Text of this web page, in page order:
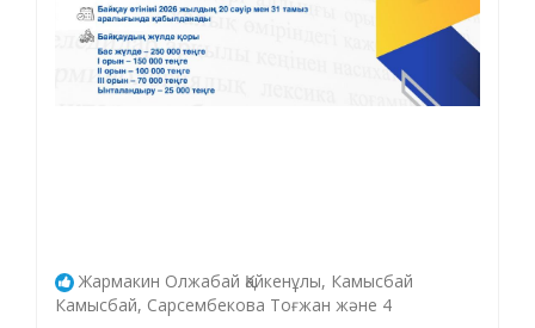
Жармакин Олжабай Қайкенұлы, Камысбай
Камысбай, Сарсембекова Тоғжан және 4